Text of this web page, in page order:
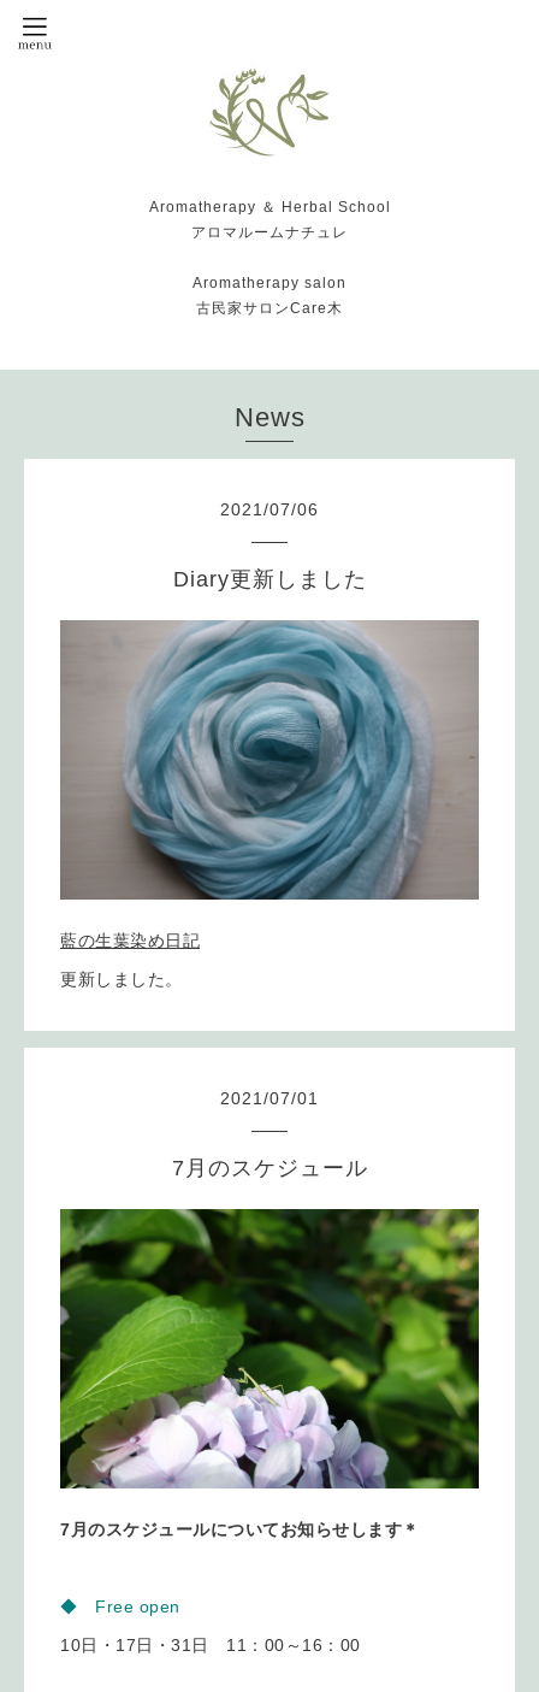
Aromatherapy ＆ Herbal School
アロマルームナチュレ
Aromatherapy salon
古民家サロンCare木
News
2021 /07/06
Diary更新しました
藍の生葉染め日記
更新しました。
2021 /07/01
7月のスケジュール
7月のスケジュールについてお知らせします＊
◆ Free open
10日・17日・31日 11：00～16：00